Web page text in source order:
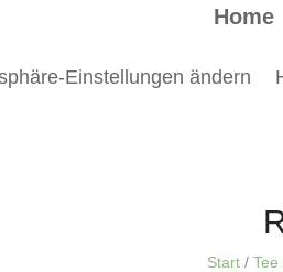
Home
Einstellungen ändern
Start/ Tee